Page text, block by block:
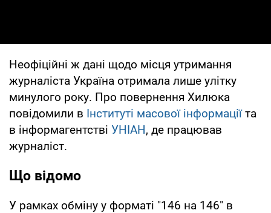
Неофіційні ж дані щодо місця утримання
журналіста Україна отримала лише улітку
минулого року. Про повернення Хилюка
повідомили в Інституті масової інформаціїта
в інформагентстві УНІАН, де працював
журналіст.
Що відомо
У рамках обміну у форматі "146 на 146" в